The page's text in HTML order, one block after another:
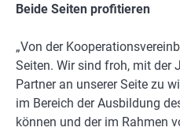
Beide Seiten profitieren
„Von der
Seiten. Wir sind froh, mit der
Partner an unserer Seite zu
im Bereich der Ausbildung
können und der im Rahmen